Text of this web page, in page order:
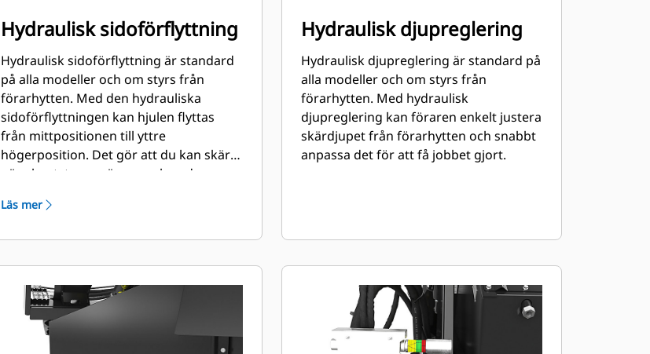
Hydraulisk sidoförflyttning
Hydraulisk sidoförflyttning är standard
på alla modeller och om styrs från
förarhytten. Med den hydrauliska
sidoförflyttningen kan hjulen flyttas
från mittpositionen till yttre
högerposition. Det gör att du kan skära
nära kantstenar, väggar och andra
om maskinen lika ofta.
Läs mer
Hydraulisk djupreglering
Hydraulisk djupreglering är standard på
alla modeller och om styrs från
förarhytten. Med hydraulisk
djupreglering kan föraren enkelt justera
skärdjupet från förarhytten och snabbt
anpassa det för att få jobbet gjort.